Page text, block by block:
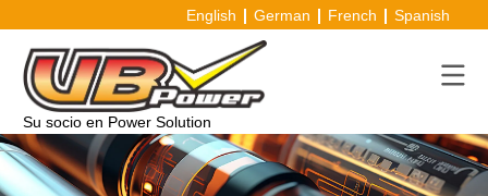
English German French Spanish
Su socio en Power Solution